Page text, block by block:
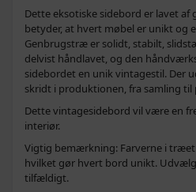
Dette eksotiske sidebord er lavet
betyder, at hvert møbel er unikt og
Genbrugstræ er solidt, stabilt,
delvist håndlavet, og den
sidebordet en unik vintagestil. Der
skridt i produktionen, fra samling
Dette vintagesidebord vil være en
interiør.
Vigtig bemærkning: Farverne i
hvilket gør hvert bord unikt.
tilfældigt.